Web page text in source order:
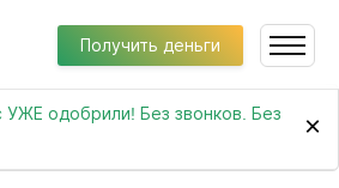
Получить деньги
УЖЕ одобрили! Без звонков. Без
×